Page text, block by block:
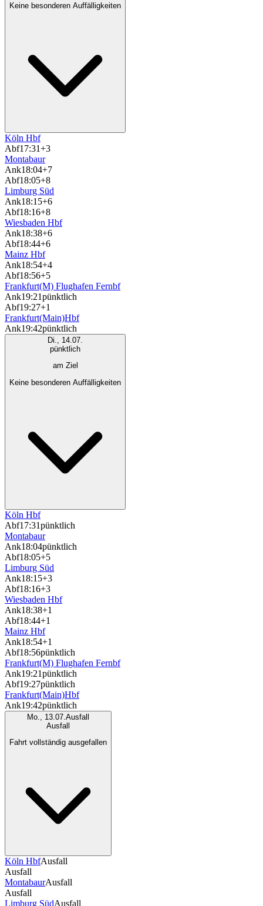
Keine besonderen Auffälligkeiten
Köln Hbf
Abf17:31+3
Montabaur
Ank18:04+7
Abf18:05+8
Limburg Süd
Ank18:15+6
Abf18:16+8
Wiesbaden Hbf
Ank18:38+6
Abf18:44+6
Mainz Hbf
Ank18:54+4
Abf18:56+5
Frankfurt(M) Flughafen Fernbf
Ank19:21pünktlich
Abf19:27+1
Frankfurt(Main)Hbf
Ank19:42pünktlich
Di., 14.07.
pünktlich
am Ziel
Keine besonderen Auffälligkeiten
Köln Hbf
Abf17:31pünktlich
Montabaur
Ank18:04pünktlich
Abf18:05+5
Limburg Süd
Ank18:15+3
Abf18:16+3
Wiesbaden Hbf
Ank18:38+1
Abf18:44+1
Mainz Hbf
Ank18:54+1
Abf18:56pünktlich
Frankfurt(M) Flughafen Fernbf
Ank19:21pünktlich
Abf19:27pünktlich
Frankfurt(Main)Hbf
Ank19:42pünktlich
Mo., 13.07. Ausfall
Ausfall
Fahrt vollständig ausgefallen
Köln HbfAusfall
Ausfall
MontabaurAusfall
Ausfall
Limburg SüdAusfall